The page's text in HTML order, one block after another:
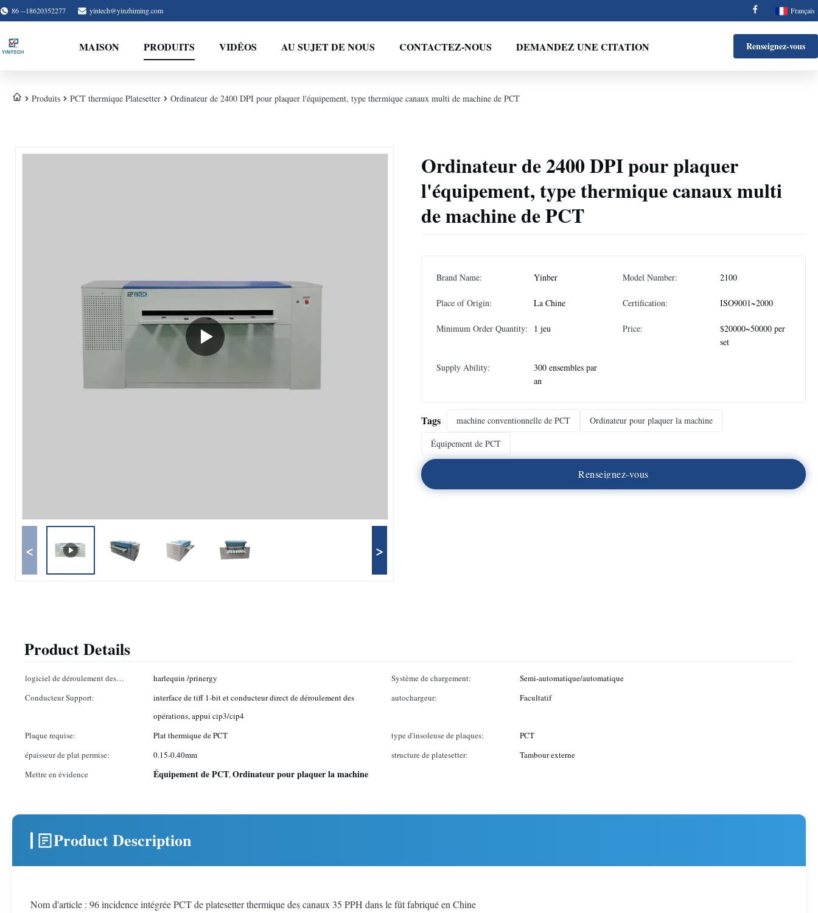
86 --18620352277 yintech@yinzhiming.com Français
MAISON PRODUITS VIDÉOS AU SUJET DE NOUS CONTACTEZ-NOUS DEMANDEZ UNE CITATION Renseignez-vous
Produits PCT thermique Platesetter Ordinateur de 2400 DPI pour plaquer l'équipement, type thermique canaux multi de machine de PCT
< >
Ordinateur de 2400 DPI pour plaquer
l'équipement, type thermique canaux multi
de machine de PCT
Brand Name: Yinber Model Number: 2100
Place of Origin: La Chine Certification: ISO9001~2000
Minimum Order Quantity: 1 jeu Price:
$20000~50000 per
set
Supply Ability:
300 ensembles par
an
Tags machine conventionnelle de PCT
Ordinateur pour plaquer la machine
Équipement de PCT
Renseignez-vous
Product Details
logiciel de déroulement des
opérations:
harlequin /prinergy Système de chargement:
Semi-automatique/automatique
Conducteur Support:
interface de tiff 1-bit et conducteur direct de déroulement des
opérations, appui cip3/cip4
autochargeur: Facultatif
Plaque requise: Plat thermique de PCT type d'insoleuse de plaques:
PCT
épaisseur de plat permise:
0.15-0.40mm structure de platesetter:
Tambour externe
Mettre en évidence
Équipement de PCT,Ordinateur pour plaquer la machine
Product Description
Nom d'article : 96 incidence intégrée PCT de platesetter thermique des canaux 35 PPH dans le fût fabriqué en Chine